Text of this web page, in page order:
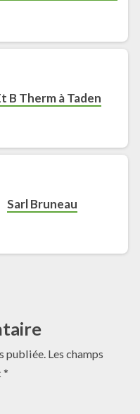
B Therm à Taden
Sarl Bruneau
publiée. Les champs
*